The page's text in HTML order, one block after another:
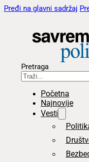
Pređi na glavni sadržaj
Pretraga
Početna
Najnovije
Vesti